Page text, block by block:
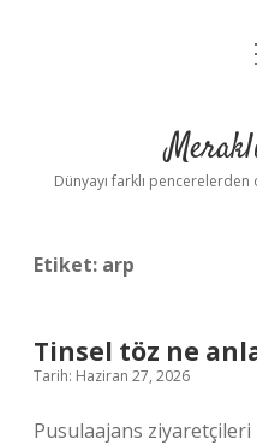
Dünyayı farklı
Etiket: arp
Tinsel töz ne
Tarih: Haziran 27, 2026
Pusulaajans ziyaretçileri